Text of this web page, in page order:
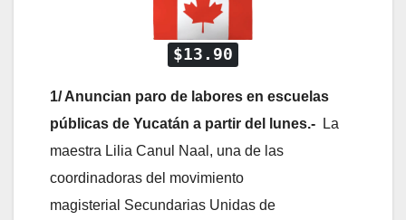
$13.90
1/ Anuncian paro de labores en escuelas
públicas de Yucatán a partir del lunes.-
La
maestra Lilia Canul Naal, una de las
coordinadoras del movimiento
magisterial Secundarias Unidas de